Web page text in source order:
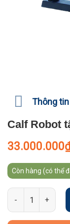
Thông
Calf Robot
33.000.000
Còn hàng (có thể
Số lượng